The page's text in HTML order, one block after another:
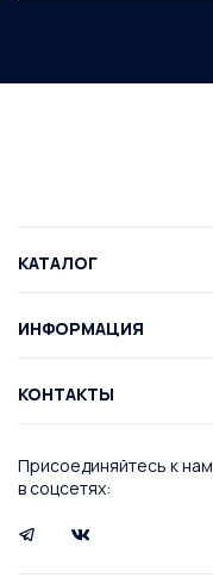
Присоединяйтесь к нам
в соцсетях:
КАТАЛОГ
ИНФОРМАЦИЯ
КОНТАКТЫ